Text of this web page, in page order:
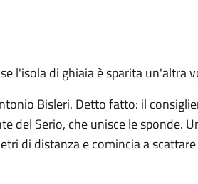
l'isola di ghiaia è sparita un'altra
Bisleri. Detto fatto: il
del Serio, che unisce le sponde.
di distanza e comincia a